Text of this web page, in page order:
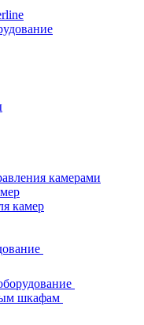
камерами
камер
шкафам